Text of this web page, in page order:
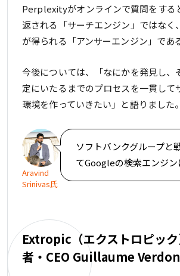
Perplexityがオンラインで質問をする
返される「サーチエンジン」ではなく
が得られる「アンサーエンジン」であ
今後については、「なにかを発見し、
定にいたるまでのプロセスを一貫して
環境を作っていきたい」と語りました。
Aravind
Srinivas氏
ソフトバンクグループと
てGoogleの検索エンジン
Extropic（エクストロピッ
者・CEO Guillaume